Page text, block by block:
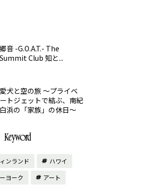
郷音 -G.O.A.T.- The
Summit Club 知と...
愛犬と空の旅 ～プライベ
ートジェットで結ぶ、南紀
白浜の「家族」の休日～
Keyword
ンランド
ハワイ
ヨーク
アート